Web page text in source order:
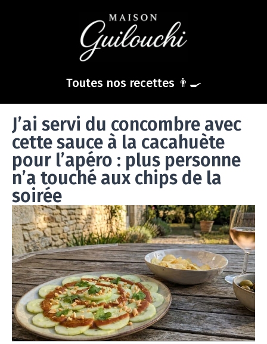
Toutes nos recettes 👨‍🍳
J’ai servi du concombre avec
cette sauce à la cacahuète
pour l’apéro : plus personne
n’a touché aux chips de la
soirée